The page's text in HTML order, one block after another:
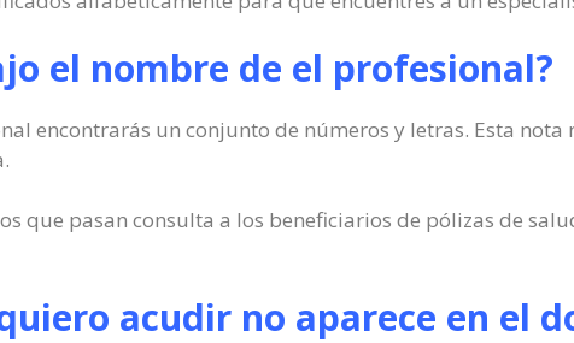
el nombre de el profesional?
encontrarás un conjunto de números y letras. Esta nota
que pasan consulta a los beneficiarios de pólizas de
acudir no aparece en el